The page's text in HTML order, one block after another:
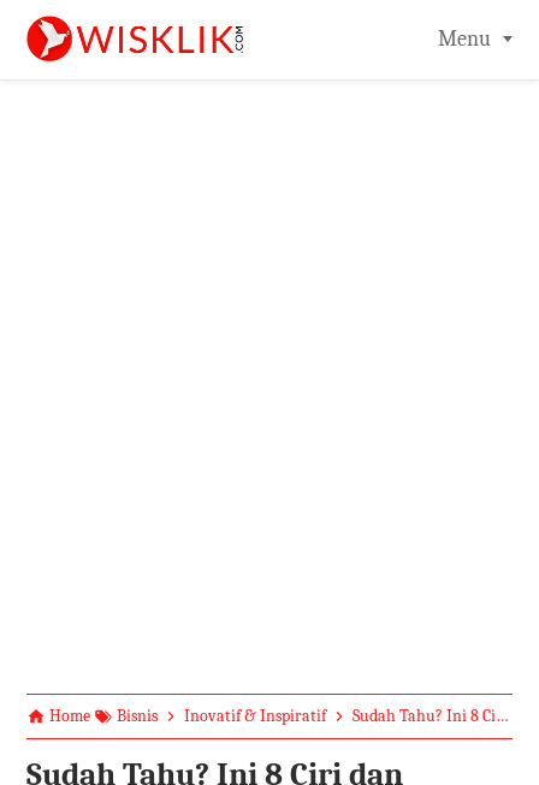
Menu
Home Bisnis Inovatif & Inspiratif Sudah Tahu? Ini 8 Ciri dan Kriteria Tempat Usaha Strategis
Sudah Tahu? Ini 8 Ciri dan